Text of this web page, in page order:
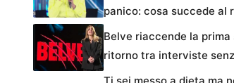
panico: cosa succede al
Belve riaccende la prima
ritorno tra interviste